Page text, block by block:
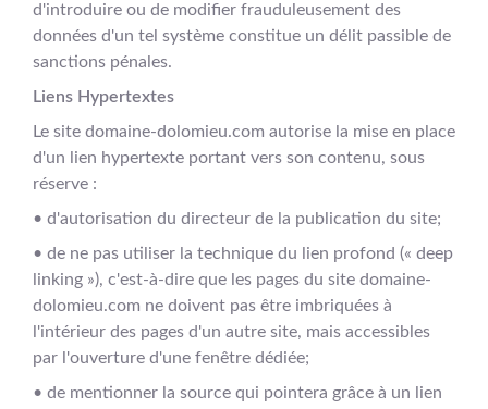
d'introduire ou de modifier frauduleusement des
données d'un tel système constitue un délit passible de
sanctions pénales.
Liens Hypertextes
Le site domaine-dolomieu.com autorise la mise en place
d'un lien hypertexte portant vers son contenu, sous
réserve :
• d'autorisation du directeur de la publication du site;
• de ne pas utiliser la technique du lien profond (« deep
linking »), c'est-à-dire que les pages du site domaine-
dolomieu.com ne doivent pas être imbriquées à
l'intérieur des pages d'un autre site, mais accessibles
par l'ouverture d'une fenêtre dédiée;
• de mentionner la source qui pointera grâce à un lien